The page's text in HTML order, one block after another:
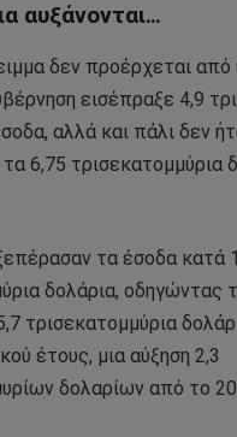
αυξάνονται…
δεν προέρχεται από
εισέπραξε 4,9
αλλά και πάλι δεν
6,75 τρισεκατομμύρια
τα έσοδα κατά
δολάρια, οδηγώντας
τρισεκατομμύρια
έτους, μια αύξηση 2,3
δολαρίων από το